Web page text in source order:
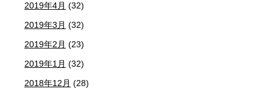
2019年4月 (32)
2019年3月 (32)
2019年2月 (23)
2019年1月 (32)
2018年12月 (28)